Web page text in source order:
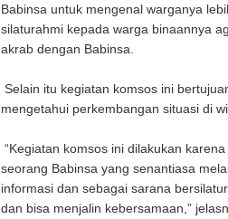
Babinsa untuk mengenal warganya
silaturahmi kepada warga binaannya
akrab dengan Babinsa.
Selain itu kegiatan komsos ini
mengetahui perkembangan situasi di
“Kegiatan komsos ini dilakukan
seorang Babinsa yang senantiasa
informasi dan sebagai sarana
dan bisa menjalin kebersamaan,”